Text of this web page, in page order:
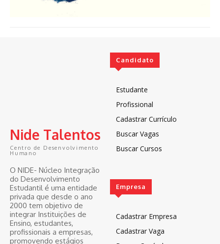
Nide Talentos
Centro de Desenvolvimento
Humano
O NIDE- Núcleo Integração
do Desenvolvimento
Estudantil é uma entidade
privada que desde o ano
2000 tem objetivo de
integrar Instituições de
Ensino, estudantes,
profissionais a empresas,
promovendo estágios
Candidato
Estudante
Profissional
Cadastrar Currículo
Buscar Vagas
Buscar Cursos
Empresa
Cadastrar Empresa
Cadastrar Vaga